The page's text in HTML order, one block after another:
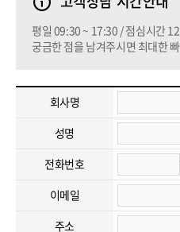
평일 09:30 ~ 17:30 / 점심시간
궁금한 점을 남겨주시면 최대한
회사명
성명
전화번호
이메일
주소